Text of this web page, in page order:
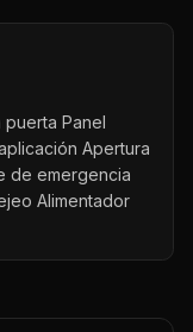
puerta Panel
Apertura
de emergencia
Alimentador